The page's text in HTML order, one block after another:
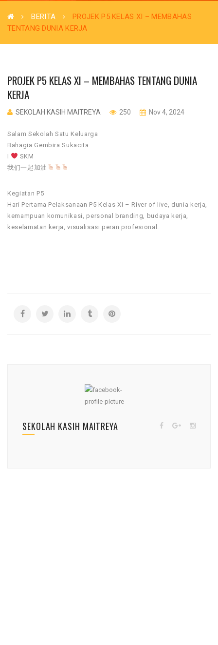
BERITA
PROJEK P5 KELAS XI – MEMBAHAS
TENTANG DUNIA KERJA
PROJEK P5 KELAS XI – MEMBAHAS TENTANG DUNIA
KERJA
SEKOLAH KASIH MAITREYA 250 Nov 4, 2024
Salam Sekolah Satu Keluarga
Bahagia Gembira Sukacita
I
SKM
我们一起加油
Kegiatan P5
Hari Pertama Pelaksanaan P5 Kelas XI – River of live, dunia kerja,
kemampuan komunikasi, personal branding, budaya kerja,
keselamatan kerja, visualisasi peran profesional.
SEKOLAH KASIH MAITREYA